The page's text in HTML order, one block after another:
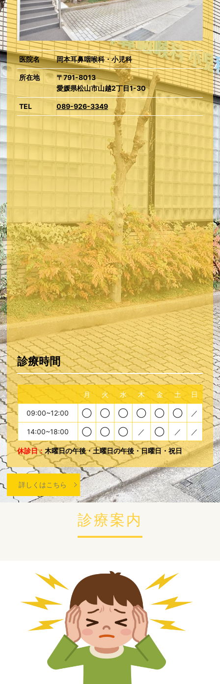
医院名 岡本耳鼻咽喉科・小児科
所在地
〒791-8013
愛媛県松山市山越2丁目1-30
TEL 089-926-3349
診療時間
月 火 水 木 金 土 日
09:00~12:00 ◯ ◯ ◯ ◯ ◯ ◯ ／
14:00~18:00 ◯ ◯ ◯ ／ ◯ ／ ／
休診日：木曜日の午後・土曜日の午後・日曜日・祝日
詳しくはこちら
診療案内